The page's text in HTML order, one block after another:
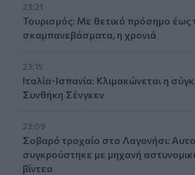
23:21
Τουρισμός: Με θετικό πρόσημο έως
σκαμπανεβάσματα, η χρονιά
23:15
Ιταλία-Ισπανία: Κλιμακώνεται η
Συνθήκη Σένγκεν
23:09
Σοβαρό τροχαίο στο Λαγονήσι:
συγκρούστηκε με μηχανή
βίντεο